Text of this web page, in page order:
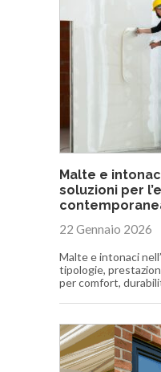
Malte e
soluzioni per
22 Gennaio 2026
Malte e intonaci
tipologie,
per comfort,